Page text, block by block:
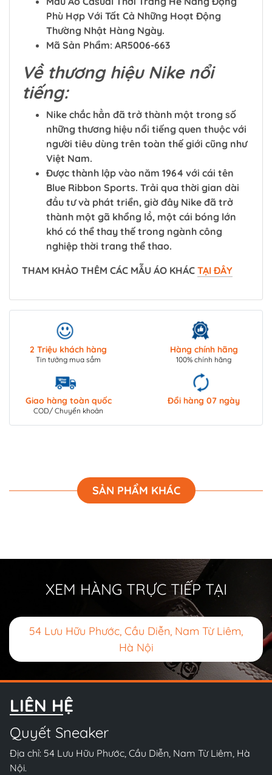
Phù Hợp Với Tất Cả Những Hoạt Động
Thường Nhật Hàng Ngày.
Mã Sản Phẩm: AR5006-663
Về thương hiệu Nike nổi
tiếng:
Nike chắc hẳn đã trở thành một trong số
những thương hiệu nổi tiếng quen thuộc với
người tiêu dùng trên toàn thế giới cũng như
Việt Nam.
Được thành lập vào năm 1964 với cái tên
Blue Ribbon Sports. Trải qua thời gian dài
đầu tư và phát triển, giờ đây Nike đã trở
thành một gã khổng lồ, một cái bóng lớn
khó có thể thay thế trong ngành công
nghiệp thời trang thể thao.
​​​​​​​THAM KHẢO THÊM CÁC MẪU ÁO KHÁC TẠI ĐÂY
2 Triệu khách hàng
Tin tưởng mua sắm
Hàng chính hãng
100% chính hãng
Giao hàng toàn quốc
COD/ Chuyển khoản
Đổi hàng 07 ngày
SẢN PHẨM KHÁC
XEM HÀNG TRỰC TIẾP TẠI
54 Lưu Hữu Phước, Cầu Diễn, Nam Từ Liêm,
Hà Nội
LIÊN HỆ
Quyết Sneaker
Địa chỉ: 54 Lưu Hữu Phước, Cầu Diễn, Nam Từ Liêm, Hà
Nội.